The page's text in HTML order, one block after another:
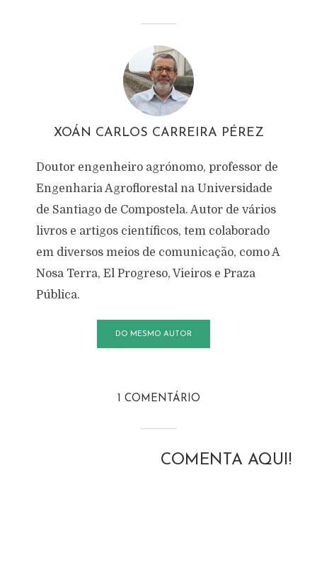
XOÁN CARLOS CARREIRA PÉREZ
Doutor engenheiro agrónomo, professor de
Engenharia Agroflorestal na Universidade
de Santiago de Compostela. Autor de vários
livros e artigos científicos, tem colaborado
em diversos meios de comunicação, como A
Nosa Terra, El Progreso, Vieiros e Praza
Pública.
DO MESMO AUTOR
1 COMENTÁRIO
COMENTA AQUI!